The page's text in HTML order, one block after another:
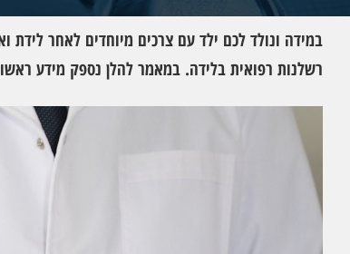
במידה ונולד לכם ילד עם צרכים מיוחדים לאחר לידת
רשלנות רפואית בלידה. במאמר להלן נספק מידע